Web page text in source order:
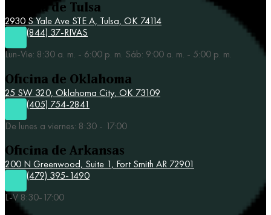
Oficina de Tulsa
2930 S Yale Ave STE A, Tulsa, OK 74114
(844) 37-RIVAS
Lun-Vie: 8:30 a. m. - 6:00 p. m. Sáb: 9:00 a. m. - 5:00 p. m.
Oficina de Oklahoma
25 SW 320, Oklahoma City, OK 73109
(405) 754-2841
De lunes a viernes: 8:30 - 17:00
Oficina de Arkansas
200 N Greenwood, Suite 1, Fort Smith AR 72901
(479) 395-1490
L-V 8:30-17:00